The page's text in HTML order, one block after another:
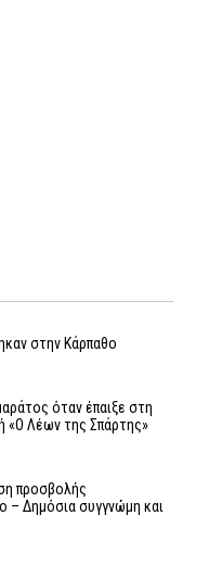
στην Κάρπαθο
όταν έπαιξε στη
«Ο Λέων της Σπάρτης»
προσβολής
– Δημόσια συγγνώμη και